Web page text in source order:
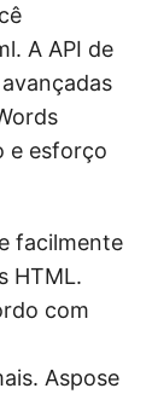
A API de
e esforço
facilmente
HTML.
com
Aspose